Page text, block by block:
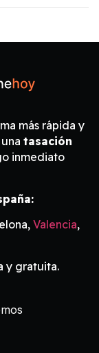
más rápida y
tasación
inmediato
Valencia,
y gratuita.